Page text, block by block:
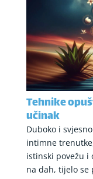
Tehnike
učinak
Duboko i
intimne
istinski povežu i
na dah, tijelo